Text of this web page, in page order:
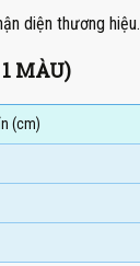
diện thương hiệu.
MÀU)
(cm)